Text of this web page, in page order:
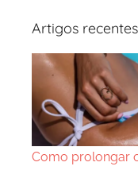
Artigos recentes
Como prolongar